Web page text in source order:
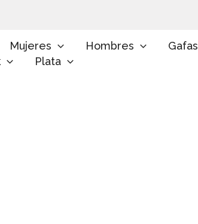
Mujeres Hombres Gafas
Plata